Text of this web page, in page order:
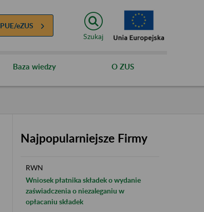
PUE/eZUS
Szukaj
Baza wiedzy O ZUS
Najpopularniejsze Firmy
RWN
Wniosek płatnika składek o wydanie
zaświadczenia o niezaleganiu w
opłacaniu składek